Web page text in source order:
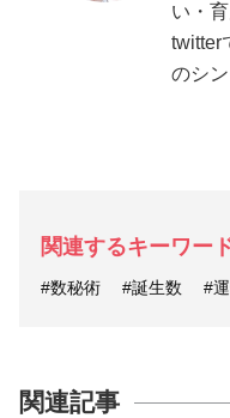
い・
twitter
のシン
関連するキーワー
#数秘術 #誕生数 #
関連記事